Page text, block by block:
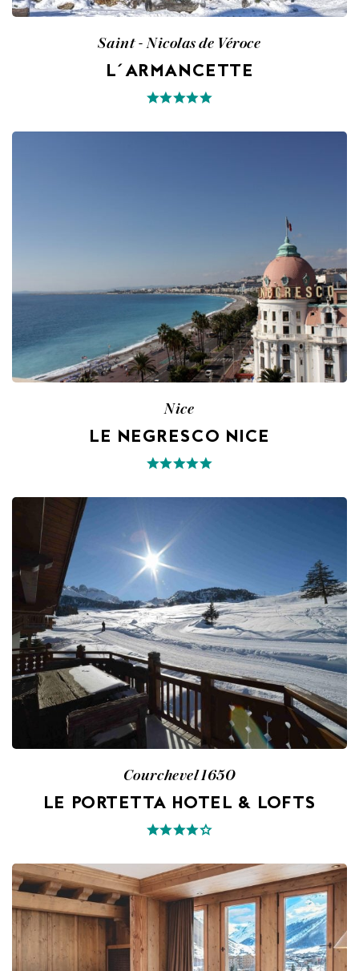
Saint - Nicolas de Véroce
L´ARMANCETTE
Nice
LE NEGRESCO NICE
Courchevel 1650
LE PORTETTA HOTEL & LOFTS